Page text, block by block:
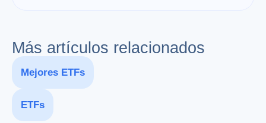
Más artículos relacionados
Mejores ETFs
ETFs